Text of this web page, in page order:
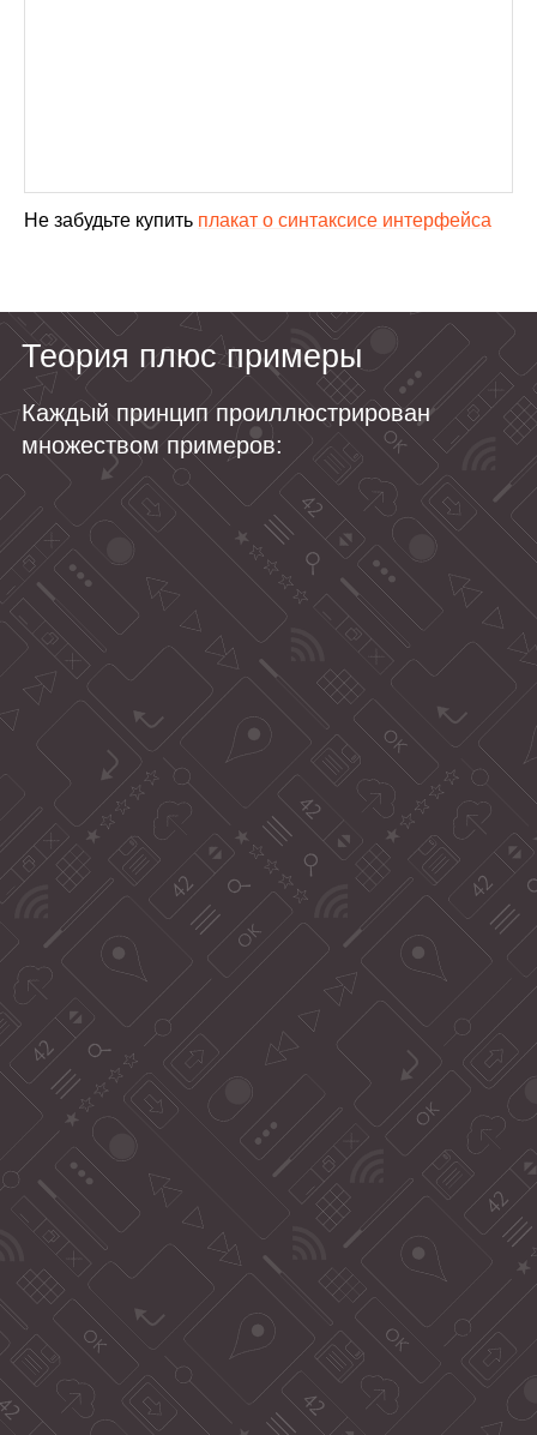
Не забудьте купить плакат о синтаксисе интерфейса
Теория плюс примеры
Каждый принцип проиллюстрирован
множеством примеров: